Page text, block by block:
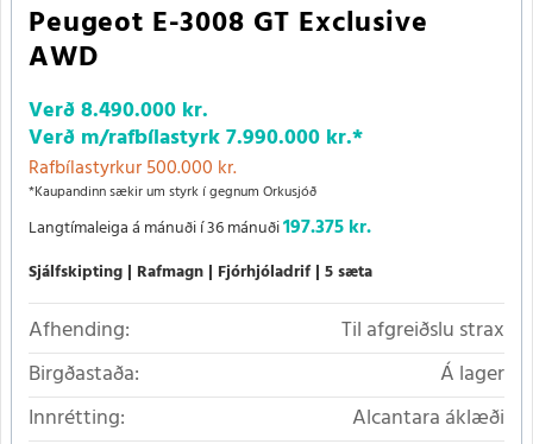
Peugeot E-3008 GT Exclusive
AWD
Verð8.490.000 kr.
Verð m/rafbílastyrk7.990.000 kr.*
Rafbílastyrkur 500.000 kr.
*Kaupandinn sækir um styrk í gegnum Orkusjóð
Langtímaleiga á mánuði í 36 mánuði197.375 kr.
Sjálfskipting Rafmagn Fjórhjóladrif 5 sæta
Afhending:
Til afgreiðslu strax
Birgðastaða:
Á lager
Innrétting:
Alcantara áklæði